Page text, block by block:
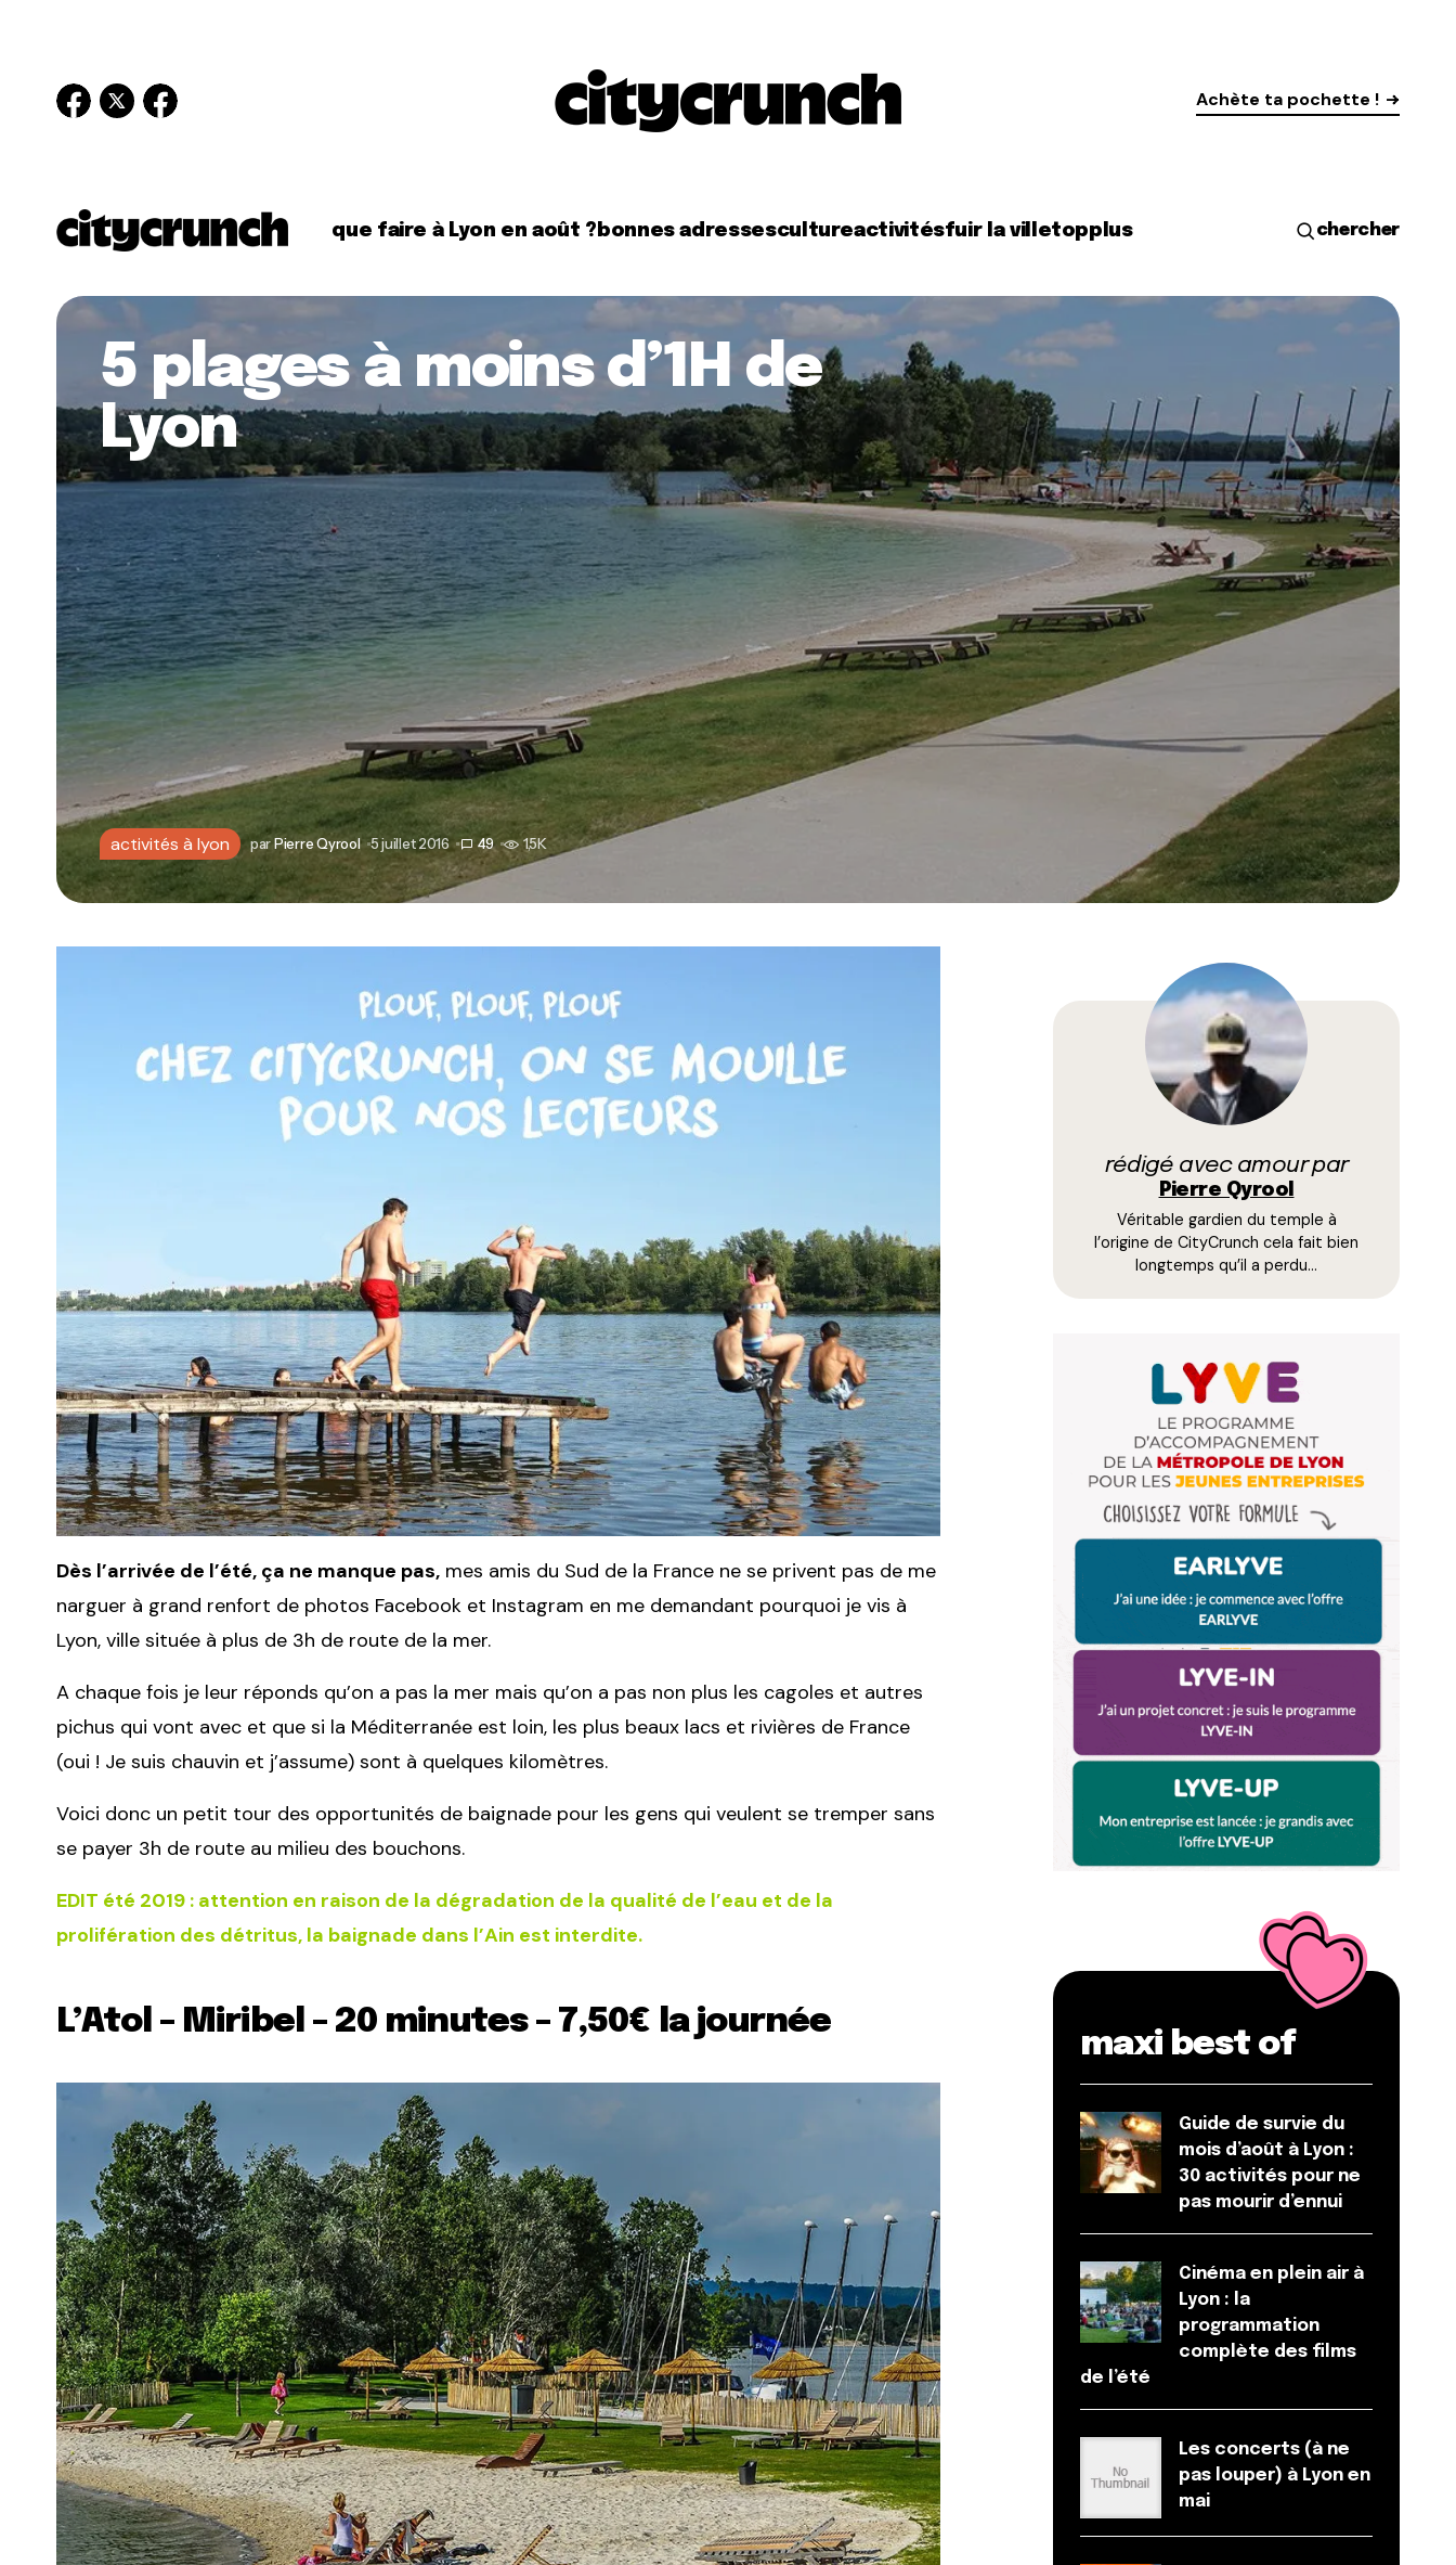
Achète ta pochette !
que faire à Lyon en août ? bonnes adressescultureactivitésfuir la villetopplus chercher
5 plages à moins d’1H de
Lyon
activités à lyon parPierre Qyrool 5 juillet 2016 49 1,5K
Dès l’arrivée de l’été, ça ne manque pas, mes amis du Sud de la France ne se privent pas de me
narguer à grand renfort de photos Facebook et Instagram en me demandant pourquoi je vis à
Lyon, ville située à plus de 3h de route de la mer.
A chaque fois je leur réponds qu’on a pas la mer mais qu’on a pas non plus les cagoles et autres
pichus qui vont avec et que si la Méditerranée est loin, les plus beaux lacs et rivières de France
(oui ! Je suis chauvin et j’assume) sont à quelques kilomètres.
Voici donc un petit tour des opportunités de baignade pour les gens qui veulent se tremper sans
se payer 3h de route au milieu des bouchons.
EDIT été 2019 : attention en raison de la dégradation de la qualité de l’eau et de la
prolifération des détritus, la baignade dans l’Ain est interdite.
L’Atol – Miribel – 20 minutes – 7,50€ la journée
rédigé avec amour par
Pierre Qyrool
Véritable gardien du temple à
l’origine de CityCrunch cela fait bien
longtemps qu’il a perdu…
maxi best of
Guide de survie du
mois d’août à Lyon :
30 activités pour ne
pas mourir d’ennui
Cinéma en plein air à
Lyon : la
programmation
complète des films
de l’été
Les concerts (à ne
pas louper) à Lyon en
mai